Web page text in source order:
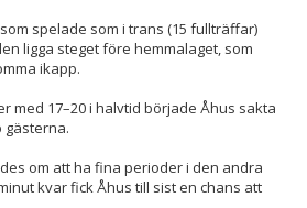
spelade som i trans (15 fullträffar)
ligga steget före hemmalaget, som
ikapp.
med 17–20 i halvtid började Åhus sakta
gästerna.
om att ha fina perioder i den andra
kvar fick Åhus till sist en chans att